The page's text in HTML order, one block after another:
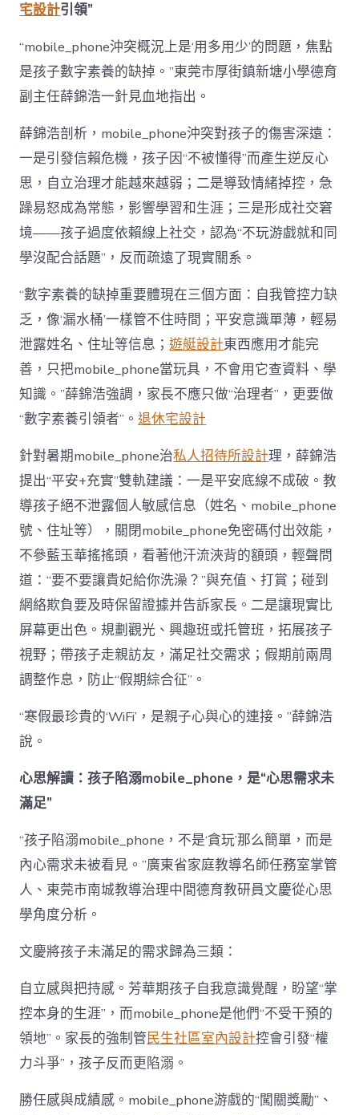
宅設計引領”
“mobile_phone沖突概況上是‘用多用少’的問題，焦點
是孩子數字素養的缺掉。”東莞市厚街鎮新塘小學德育
副主任薛錦浩一針見血地指出。
薛錦浩剖析，mobile_phone沖突對孩子的傷害深遠：
一是引發信賴危機，孩子因“不被懂得”而產生逆反心
思，自立治理才能越來越弱；二是導致情緒掉控，急
躁易怒成為常態，影響學習和生涯；三是形成社交窘
境——孩子過度依賴線上社交，認為“不玩游戲就和同
學沒配合話題”，反而疏遠了現實關系。
“數字素養的缺掉重要體現在三個方面：自我管控力缺
乏，像‘漏水桶’一樣管不住時間；平安意識單薄，輕易
泄露姓名、住址等信息；遊艇設計東西應用才能完
善，只把mobile_phone當玩具，不會用它查資料、學
知識。”薛錦浩強調，家長不應只做“治理者”，更要做
“數字素養引領者”。退休宅設計
針對暑期mobile_phone治私人招待所設計理，薛錦浩
提出“平安+充實”雙軌建議：一是平安底線不成破。教
導孩子絕不泄露個人敏感信息（姓名、mobile_phone
號、住址等），關閉mobile_phone免密碼付出效能，
不參藍玉華搖搖頭，看著他汗流浹背的額頭，輕聲問
道：“要不要讓貴妃給你洗澡？”與充值、打賞；碰到
網絡欺負要及時保留證據并告訴家長。二是讓現實比
屏幕更出色。規劃觀光、興趣班或托管班，拓展孩子
視野；帶孩子走親訪友，滿足社交需求；假期前兩周
調整作息，防止“假期綜合征”。
“寒假最珍貴的‘WiFi’，是親子心與心的連接。”薛錦浩
說。
心思解讀：孩子陷溺mobile_phone，是“心思需求未
滿足”
“孩子陷溺mobile_phone，不是‘貪玩’那么簡單，而是
內心需求未被看見。”廣東省家庭教導名師任務室掌管
人、東莞市南城教導治理中間德育教研員文慶從心思
學角度分析。
文慶將孩子未滿足的需求歸為三類：
自立感與把持感。芳華期孩子自我意識覺醒，盼望“掌
控本身的生涯”，而mobile_phone是他們“不受干預的
領地”。家長的強制管民生社區室內設計控會引發“權
力斗爭”，孩子反而更陷溺。
勝任感與成績感。mobile_phone游戲的“闖關獎勵”、